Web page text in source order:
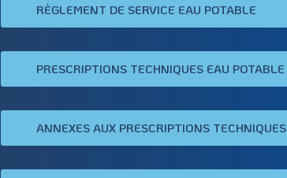
RÈGLEMENT DE SERVICE EAU POTABLE
PRESCRIPTIONS TECHNIQUES EAU POTABLE
ANNEXES AUX PRESCRIPTIONS TECHNIQUES